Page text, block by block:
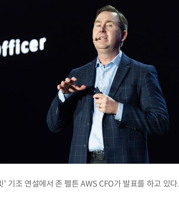
기조 연설에서 존 펠튼 AWS CFO가 발표를 하고 있다.